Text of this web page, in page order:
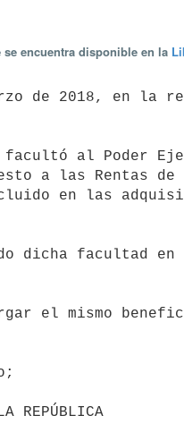
se encuentra disponible en la
a las Rentas de
en las